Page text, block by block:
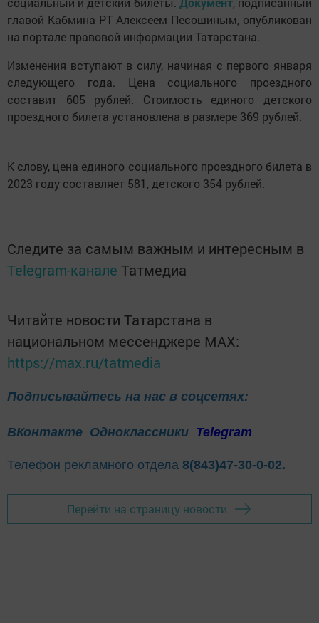
главой Кабмина РТ Алексеем Песошиным, опубликован
на портале правовой информации Татарстана.
Изменения вступают в силу, начиная с первого января
следующего года. Цена социального проездного
составит 605 рублей. Стоимость единого детского
проездного билета установлена в размере 369 рублей.
К слову, цена единого социального проездного билета в
2023 году составляет 581, детского 354 рублей.
Следите за самым важным и интересным в
Telegram-канале Татмедиа
Читайте новости Татарстана в
национальном мессенджере MАХ:
https://max.ru/tatmedia
Подписывайтесь на нас в соцсетях:
ВКонтакте Одноклассники Telegram
Телефон рекламного отдела 8(843)47-30-0-02.
Перейти на страницу новости